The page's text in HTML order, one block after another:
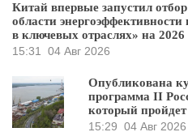
Китай впервые запустил
области
в ключевых отраслях» на 2026
15:31
04 Авг 2026
Опубликована
программа II
который
15:29 04 Авг 2026